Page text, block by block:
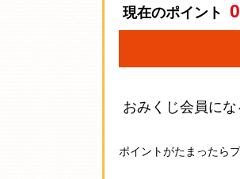
現在のポイント 0
おみくじ会員に
ポイントがたまったら